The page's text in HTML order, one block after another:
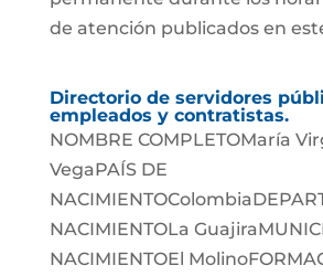
de atención publicados en
Directorio de servidores
empleados y contratistas.
NOMBRE COMPLETOMaría
VegaPAÍS DE
NACIMIENTOLa
NACIMIENTOEl